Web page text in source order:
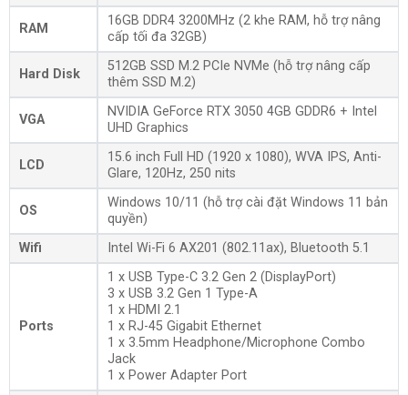
RAM
16GB DDR4 3200MHz (2 khe RAM, hỗ trợ nâng
cấp tối đa 32GB)
Hard Disk
512GB SSD M.2 PCIe NVMe (hỗ trợ nâng cấp
thêm SSD M.2)
VGA
NVIDIA GeForce RTX 3050 4GB GDDR6 + Intel
UHD Graphics
LCD
15.6 inch Full HD (1920 x 1080), WVA IPS, Anti-
Glare, 120Hz, 250 nits
OS
Windows 10/11 (hỗ trợ cài đặt Windows 11 bản
quyền)
Wifi
Intel Wi-Fi 6 AX201 (802.11ax), Bluetooth 5.1
Ports
1 x USB Type-C 3.2 Gen 2 (DisplayPort)
3 x USB 3.2 Gen 1 Type-A
1 x HDMI 2.1
1 x RJ-45 Gigabit Ethernet
1 x 3.5mm Headphone/Microphone Combo
Jack
1 x Power Adapter Port